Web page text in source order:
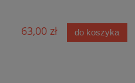
63,00 zł do koszyka